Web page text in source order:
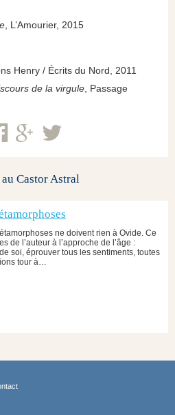
, L’Amourier, 2015
Henry / Écrits du Nord, 2011
de la virgule , Passage
Castor Astral
ne doivent rien à Ovide. Ce
de l’auteur à l’approche de l’âge :
soi, éprouver tous les sentiments, toutes
tour à…